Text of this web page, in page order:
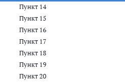
Пункт 14
Пункт 15
Пункт 16
Пункт 17
Пункт 18
Пункт 19
Пункт 20